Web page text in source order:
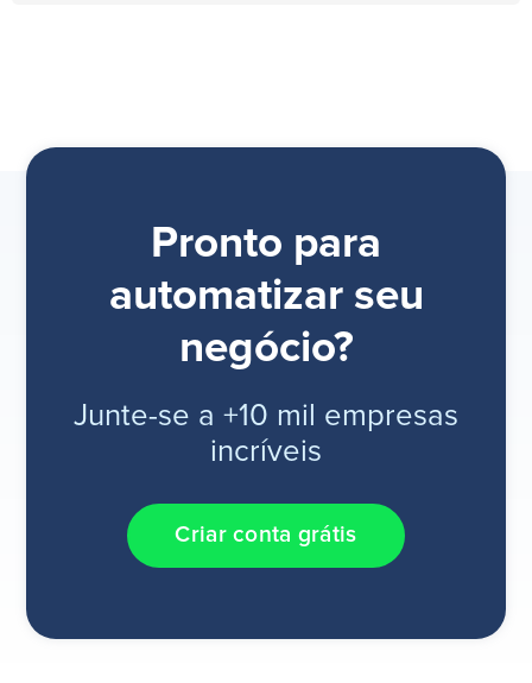
Pronto para
automatizar seu
negócio?
Junte-se a +10 mil empresas
incríveis
Criar conta grátis